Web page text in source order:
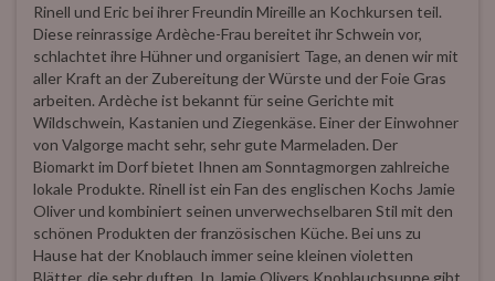
Rinell und Eric bei ihrer Freundin Mireille an Kochkursen teil.
Diese reinrassige Ardèche-Frau bereitet ihr Schwein vor,
schlachtet ihre Hühner und organisiert Tage, an denen wir mit
aller Kraft an der Zubereitung der Würste und der Foie Gras
arbeiten. Ardèche ist bekannt für seine Gerichte mit
Wildschwein, Kastanien und Ziegenkäse. Einer der Einwohner
von Valgorge macht sehr, sehr gute Marmeladen. Der
Biomarkt im Dorf bietet Ihnen am Sonntagmorgen zahlreiche
lokale Produkte. Rinell ist ein Fan des englischen Kochs Jamie
Oliver und kombiniert seinen unverwechselbaren Stil mit den
schönen Produkten der französischen Küche. Bei uns zu
Hause hat der Knoblauch immer seine kleinen violetten
Blätter, die sehr duften. In Jamie Olivers Knoblauchsuppe gibt